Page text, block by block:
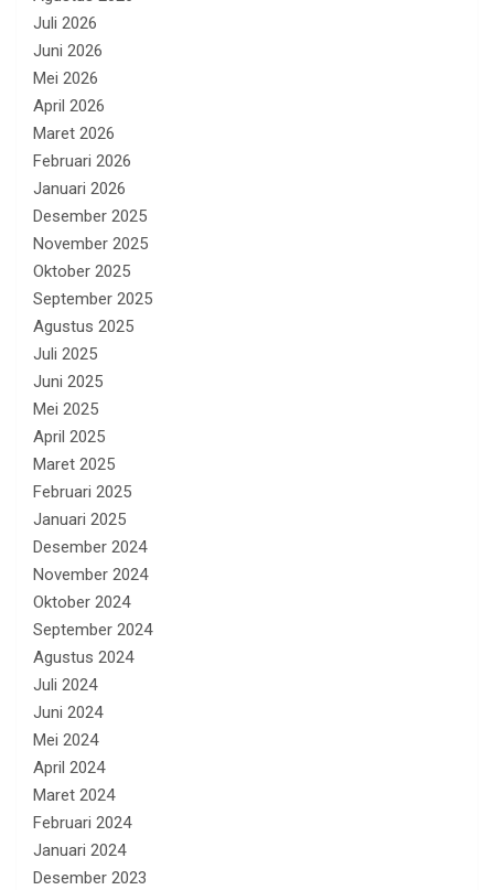
Juli 2026
Juni 2026
Mei 2026
April 2026
Maret 2026
Februari 2026
Januari 2026
Desember 2025
November 2025
Oktober 2025
September 2025
Agustus 2025
Juli 2025
Juni 2025
Mei 2025
April 2025
Maret 2025
Februari 2025
Januari 2025
Desember 2024
November 2024
Oktober 2024
September 2024
Agustus 2024
Juli 2024
Juni 2024
Mei 2024
April 2024
Maret 2024
Februari 2024
Januari 2024
Desember 2023